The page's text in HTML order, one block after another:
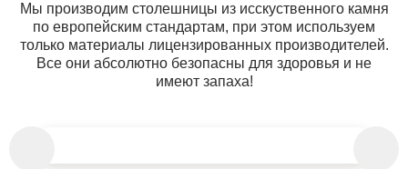
Мы производим столешницы из исскуственного камня
по европейским стандартам, при этом используем
только материалы лицензированных производителей.
Все они абсолютно безопасны для здоровья и не
имеют запаха!